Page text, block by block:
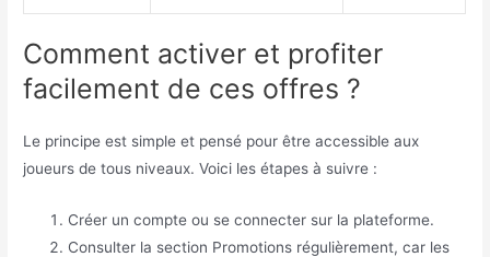
Comment activer et profiter
facilement de ces offres ?
Le principe est simple et pensé pour être accessible aux
joueurs de tous niveaux. Voici les étapes à suivre :
Créer un compte ou se connecter sur la plateforme.
Consulter la section Promotions régulièrement, car les